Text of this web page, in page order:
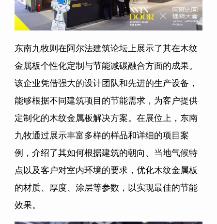
东南九牧则在阿尔法建筑论坛上展示了其在木纹
金属板个性化定制与节能减碳融合方面的成果。
该企业凭借强大的设计团队和先进的生产设备，
能够根据不同建筑项目的节能需求，为客户提供
定制化的木纹金属板解决方案。在展位上，东南
九牧通过展示丰富多样的样品和详细的项目案
例，介绍了其如何根据建筑的朝向、当地气候特
点以及客户对室内环境的要求，优化木纹金属板
的材质、厚度、涂层等参数，以实现最佳的节能
效果。